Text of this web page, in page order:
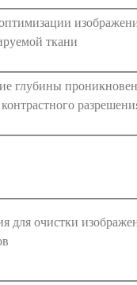
ткани
глубины
для очистки